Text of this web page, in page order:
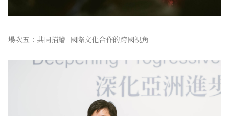
場次五：共同描繪- 國際文化合作的跨國視角